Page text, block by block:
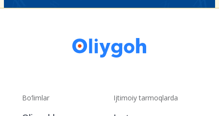
Bo‘limlar Ijtimoiy tarmoqlarda